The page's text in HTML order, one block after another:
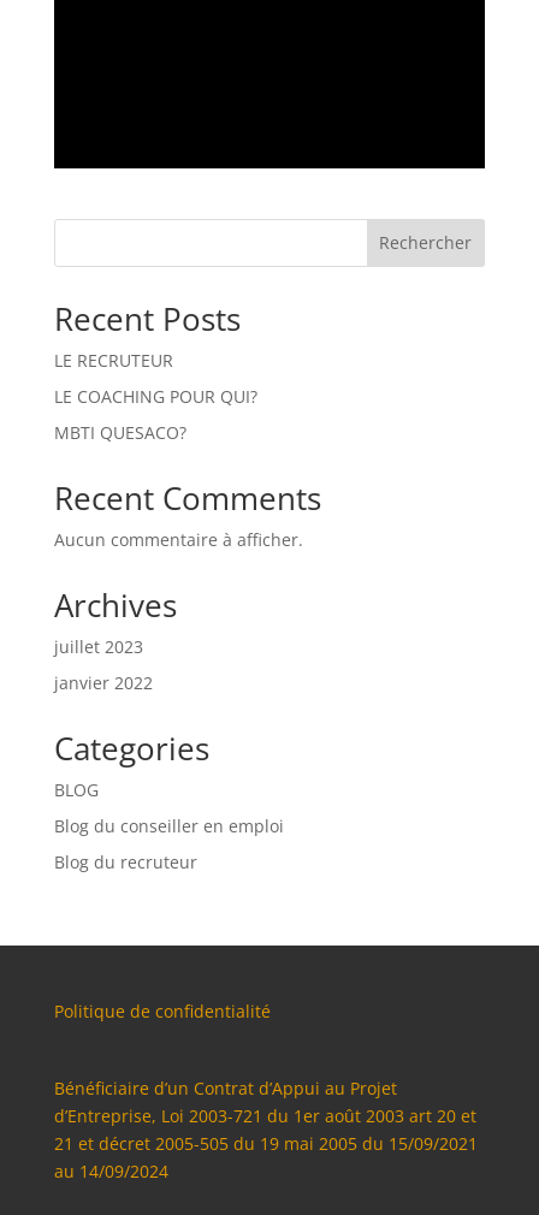
Rechercher
Recent Posts
LE RECRUTEUR
LE COACHING POUR QUI?
MBTI QUESACO?
Recent Comments
Aucun commentaire à afficher.
Archives
juillet 2023
janvier 2022
Categories
BLOG
Blog du conseiller en emploi
Blog du recruteur
Politique de confidentialité
Bénéficiaire d’un Contrat d’Appui au Projet
d’Entreprise, Loi 2003-721 du 1er août 2003 art 20 et
21 et décret 2005-505 du 19 mai 2005 du 15/09/2021
au 14/09/2024